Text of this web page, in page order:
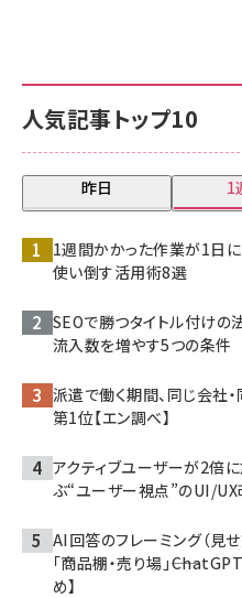
人気記事トップ10
昨日 1
1週間かかった作業が1日
使い倒す活用術8選
SEOで勝つタイトル付けの
流入数を増やす5つの条件
派遣で働く期間、同じ会社
第1位【エン調べ】
アクティブユーザーが2倍
ぶ“ユーザー視点”のUI/UX
AI回答のフレーミング（見
「商品棚・売り場」
め】